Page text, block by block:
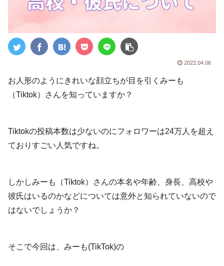
2022.04.06
お人形のようにきれいな顔立ちが目を引くみーも
（Tiktok）さんを知っていますか？
Tiktokの投稿本数は少ないのにフォロワーは24万人を超え
ておりすごい人気ですね。
しかしみーも（Tiktok）さんの本名や年齢、身長、高校や
彼氏はいるのかなどについては意外と知られていないので
はないでしょうか？
そこで今回は、みーも(TikTok)の